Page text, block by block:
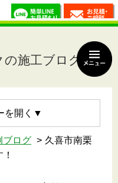
施工ブログ
ブログ
久喜市南栗